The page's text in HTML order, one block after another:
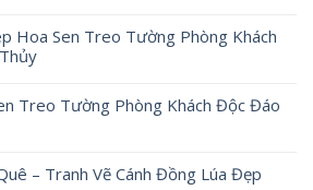
Hoa Sen Treo Tường Phòng Khách
Treo Tường Phòng Khách Độc Đáo
– Tranh Vẽ Cánh Đồng Lúa Đẹp